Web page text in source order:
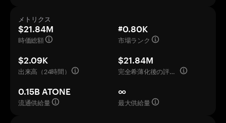
メトリクス
$21.84M
時価総額
#0.80K
市場ランク
$2.09K
出来高（24時間）
$21.84M
完全希薄化後の評価額
0.15B ATONE
流通供給量
∞
最大供給量